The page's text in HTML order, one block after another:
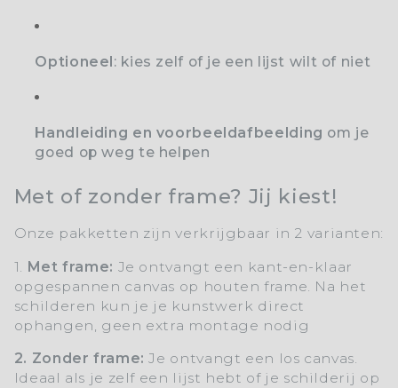
Optioneel: kies zelf of je een lijst wilt of niet
Handleiding en voorbeeldafbeelding om je
goed op weg te helpen
Met of zonder frame? Jij kiest!
Onze pakketten zijn verkrijgbaar in 2 varianten:
1. Met frame: Je ontvangt een kant-en-klaar
opgespannen canvas op houten frame. Na het
schilderen kun je je kunstwerk direct
ophangen, geen extra montage nodig
2. Zonder frame: Je ontvangt een los canvas.
Ideaal als je zelf een lijst hebt of je schilderij op